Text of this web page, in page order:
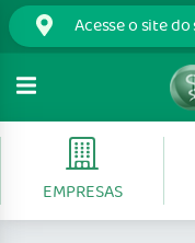
EMPRESAS